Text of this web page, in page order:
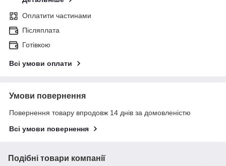
Оплатити частинами
Післяплата
Готівкою
Всі умови оплати
Умови повернення
Повернення товару впродовж 14 днів за домовленістю
Всі умови повернення
Подібні товари компанії